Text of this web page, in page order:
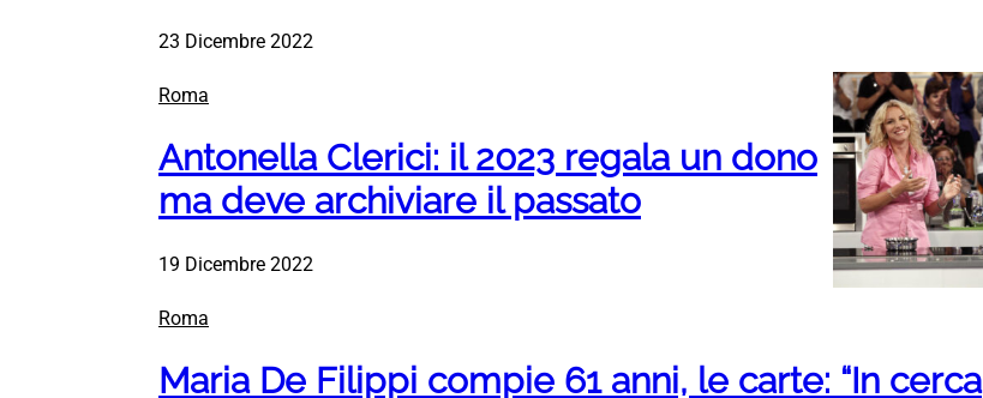
23 Dicembre 2022
Roma
Antonella Clerici: il 2023 regala un dono
ma deve archiviare il passato
19 Dicembre 2022
Roma
Maria De Filippi compie 61 anni, le carte: “In cerca